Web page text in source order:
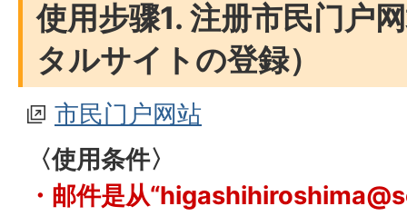
使用步骤1. 注册市民门户
タルサイトの登録）
市民门户网站
〈使用条件〉
・邮件是从